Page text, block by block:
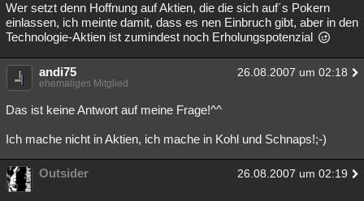
Astronomie Helpdesk Gruppen Gaming Filme
Übersichten
Lesenswert Schlüsselwörter
Wer setzt denn Hoffnung auf Aktien, die die sich auf´s Pokern
einlassen, ich meinte damit, dass es nen Einbruch gibt, aber in den
Technologie-Aktien ist zumindest noch Erholungspotenzial
andi75 26.08.2007 um 02:18
ehemaliges Mitglied
Das ist keine Antwort auf meine Frage!^^
Ich mache nicht in Aktien, ich mache in Kohl und Schnaps!;-)
Outsider 26.08.2007 um 02:19